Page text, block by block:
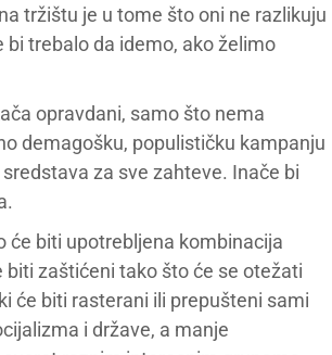
tržištu je u tome što oni ne razlikuju
trebalo da idemo, ako želimo
opravdani, samo što nema
demagošku, populističku kampanju
za sve zahteve. Inače bi
će biti upotrebljena kombinacija
zaštićeni tako što će se otežati
će biti rasterani ili prepušteni sami
i države, a manje